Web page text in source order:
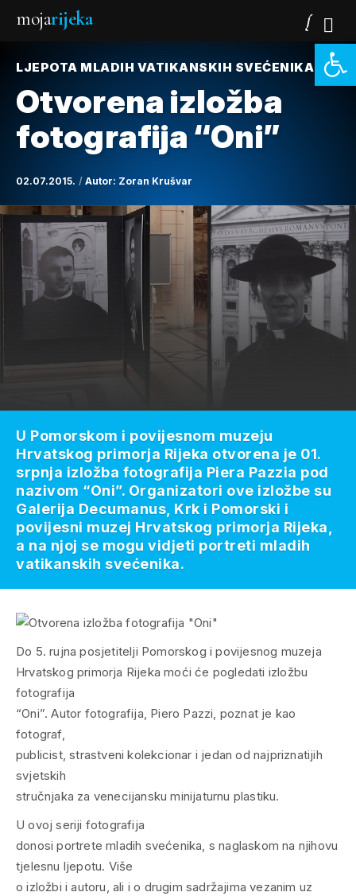
mojarijeka
LJEPOTA MLADIH VATIKANSKIH SVEĆENIKA
Otvorena izložba
fotografija “Oni”
02.07.2015. Autor: Zoran Krušvar
Do 5. rujna posjetitelji Pomorskog i povijesnog muzeja
Hrvatskog primorja Rijeka moći će pogledati izložbu
fotografija
“Oni”. Autor fotografija, Piero Pazzi, poznat je kao
fotograf,
publicist, strastveni kolekcionar i jedan od najpriznatijih
svjetskih
stručnjaka za venecijansku minijaturnu plastiku.
U ovoj seriji fotografija
donosi portrete mladih svećenika, s naglaskom na njihovu
tjelesnu ljepotu. Više
o izložbi i autoru, ali i o drugim sadržajima vezanim uz
U Pomorskom i povijesnom muzeju
Hrvatskog primorja Rijeka otvorena je 01.
srpnja izložba fotografija Piera Pazzia pod
nazivom “Oni”. Organizatori ove izložbe su
Galerija Decumanus, Krk i Pomorski i
povijesni muzej Hrvatskog primorja Rijeka,
a na njoj se mogu vidjeti portreti mladih
vatikanskih svećenika.